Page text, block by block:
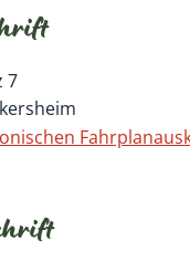
7